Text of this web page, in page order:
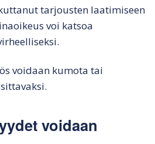
tarjousten laatimiseen
voi katsoa
voidaan kumota tai
voidaan